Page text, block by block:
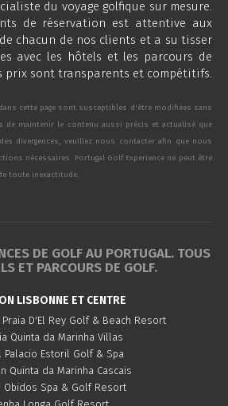
du voyage golfique sur mesure.
de réservation est attentive aux
chacun de nos clients et a su tisser
avec les hôtels et les parcours de
prix sont transparents et compétitifs.
cette page sont susceptibles d'être modifiées sans
de maintenir le contenu aussi précis et actualisé que
divergences, veuillez nous contacter afin que nous
nécessaires. Portugal Golf Experience ne peut être
toute inexactitude.
DE GOLF AU PORTUGAL. TOUS
ET PARCOURS DE GOLF.
LISBONNE ET CENTRE
D'El Rey Golf & Beach Resort
Quinta da Marinha Villas
Palacio Estoril Golf & Spa
Quinta da Marinha Cascais
Obidos Spa & Golf Resort